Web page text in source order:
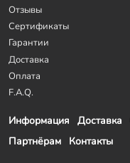
Информация Доставка
Партнёрам
Контакты
Отзывы
Сертификаты
Гарантии
Доставка
Оплата
F.A.Q.